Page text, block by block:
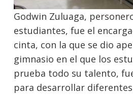
Godwin Zuluaga,
estudiantes, fue el
cinta, con la que se dio
gimnasio en el que los
prueba todo su talento,
para desarrollar